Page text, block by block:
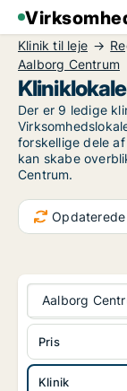
Klinik til leje
Aalborg Centrum
Der er 9 ledige
forskellige dele
kan skabe
Centrum.
Aalborg
Klinik
Pris